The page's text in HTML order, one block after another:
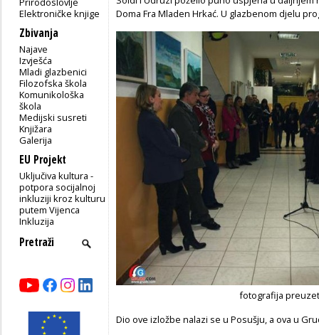
Elektroničke knjige
Zbivanja
Najave
Izvješća
Mladi glazbenici
Filozofska škola
Komunikološka
škola
Medijski susreti
Knjižara
Galerija
EU Projekt
Uključiva kultura -
potpora socijalnoj
inkluziji kroz kulturu
putem Vijenca
Inkluzija
Doma Fra Mladen Hrkać. U glazbenom djelu
fotografija
Dio ove izložbe nalazi se u Posušju, a ova u